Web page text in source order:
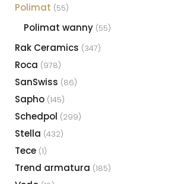
Polimat (55)
Polimat wanny (55)
Rak Ceramics (347)
Roca (978)
SanSwiss (86)
Sapho (145)
Schedpol (299)
Stella (432)
Tece (1)
Trend armatura (185)